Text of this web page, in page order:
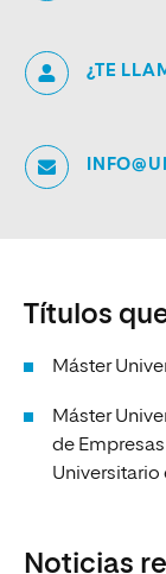
¿TE
Títulos
Máster
Máster
de
Universitario
Noticias